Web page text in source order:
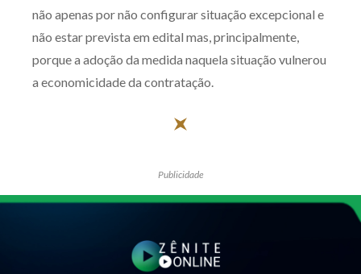
não apenas por não configurar situação excepcional e
não estar prevista em edital mas, principalmente,
porque a adoção da medida naquela situação vulnerou
a economicidade da contratação.
Publicidade